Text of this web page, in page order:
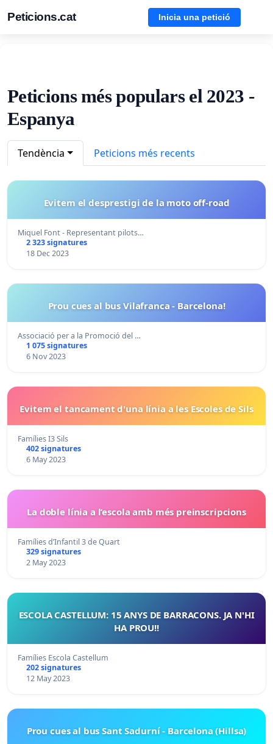
Peticions.cat Inicia una petició
Peticions més populars el 2023 -
Espanya
Tendència Peticions més recents
Evitem el desprestigi de la moto off-road
Miquel Font - Representant pilots…
2 323 signatures
18 Dec 2023
Prou cues al bus Vilafranca - Barcelona!
Associació per a la Promoció del …
1 075 signatures
6 Nov 2023
Evitem el tancament d'una línia a les Escoles de Sils
Famílies I3 Sils
402 signatures
6 May 2023
La doble línia a l’escola amb més preinscripcions
Famílies d’Infantil 3 de Quart
329 signatures
2 May 2023
ESCOLA CASTELLUM: 15 ANYS DE BARRACONS. JA N'HI
HA PROU!!
Famílies Escola Castellum
202 signatures
12 May 2023
Prou cues al bus Sant Sadurní - Barcelona (Hillsa)